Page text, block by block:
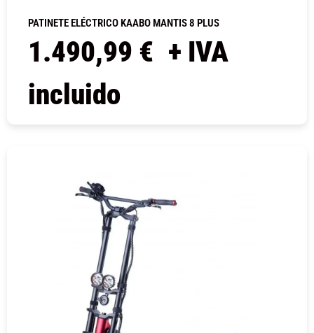
PATINETE ELÉCTRICO KAABO MANTIS 8 PLUS
1.490,99 € + IVA
incluido